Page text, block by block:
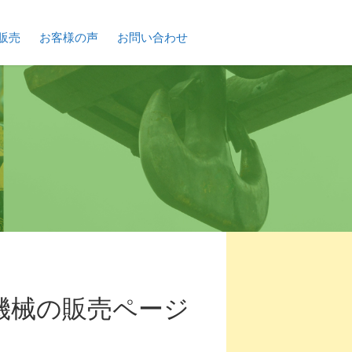
売 お客様の声 お問い合わせ
械の販売ページ